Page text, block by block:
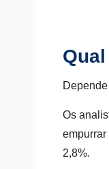
Os
2,8%.